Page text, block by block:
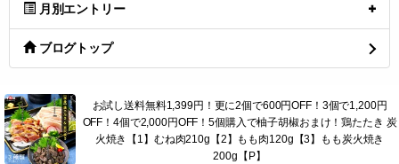
月別エントリー
ブログトップ
お試し送料無料1,399円！更に2個で600円OFF！3個で1,200円
OFF！4個で2,000円OFF！5個購入で柚子胡椒おまけ！鶏たたき 炭
火焼き【1】むね肉210g【2】もも肉120g【3】もも炭火焼き
200g【P】